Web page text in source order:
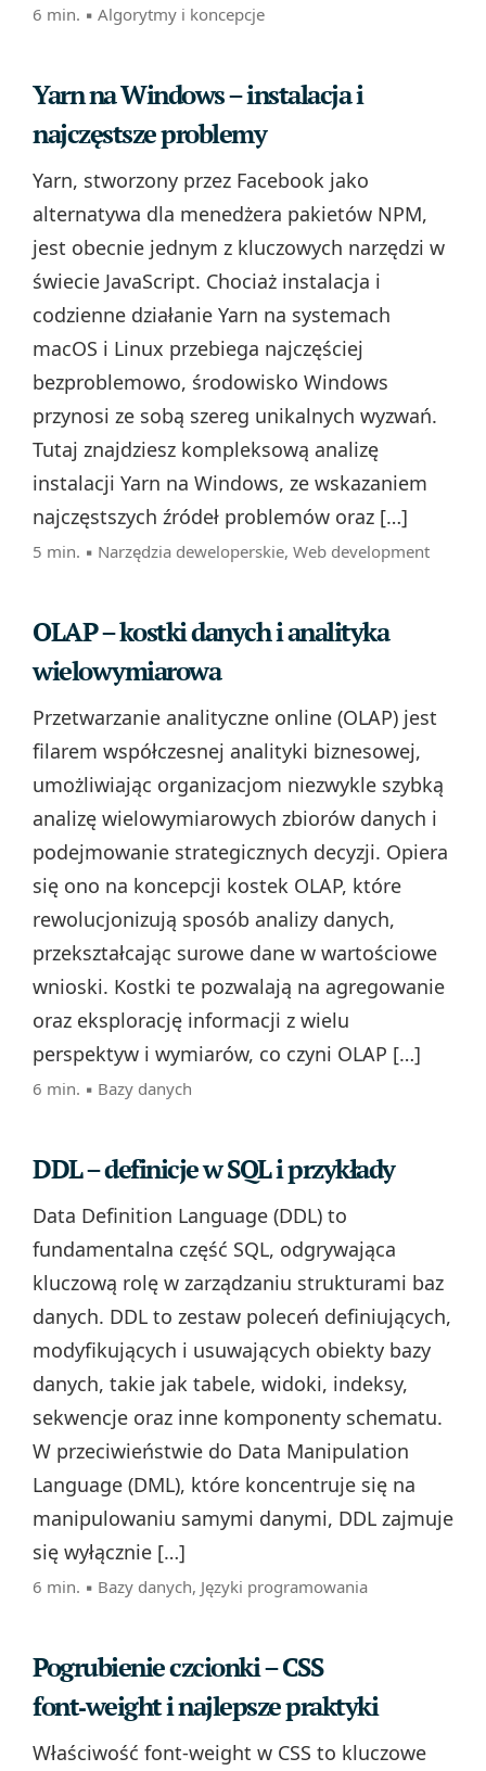
6 min. ▪ Algorytmy i koncepcje
Yarn na Windows – instalacja i
najczęstsze problemy
Yarn, stworzony przez Facebook jako
alternatywa dla menedżera pakietów NPM,
jest obecnie jednym z kluczowych narzędzi w
świecie JavaScript. Chociaż instalacja i
codzienne działanie Yarn na systemach
macOS i Linux przebiega najczęściej
bezproblemowo, środowisko Windows
przynosi ze sobą szereg unikalnych wyzwań.
Tutaj znajdziesz kompleksową analizę
instalacji Yarn na Windows, ze wskazaniem
najczęstszych źródeł problemów oraz […]
5 min. ▪ Narzędzia deweloperskie, Web development
OLAP – kostki danych i analityka
wielowymiarowa
Przetwarzanie analityczne online (OLAP) jest
filarem współczesnej analityki biznesowej,
umożliwiając organizacjom niezwykle szybką
analizę wielowymiarowych zbiorów danych i
podejmowanie strategicznych decyzji. Opiera
się ono na koncepcji kostek OLAP, które
rewolucjonizują sposób analizy danych,
przekształcając surowe dane w wartościowe
wnioski. Kostki te pozwalają na agregowanie
oraz eksplorację informacji z wielu
perspektyw i wymiarów, co czyni OLAP […]
6 min. ▪ Bazy danych
DDL – definicje w SQL i przykłady
Data Definition Language (DDL) to
fundamentalna część SQL, odgrywająca
kluczową rolę w zarządzaniu strukturami baz
danych. DDL to zestaw poleceń definiujących,
modyfikujących i usuwających obiekty bazy
danych, takie jak tabele, widoki, indeksy,
sekwencje oraz inne komponenty schematu.
W przeciwieństwie do Data Manipulation
Language (DML), które koncentruje się na
manipulowaniu samymi danymi, DDL zajmuje
się wyłącznie […]
6 min. ▪ Bazy danych, Języki programowania
Pogrubienie czcionki – CSS
font‑weight i najlepsze praktyki
Właściwość font-weight w CSS to kluczowe